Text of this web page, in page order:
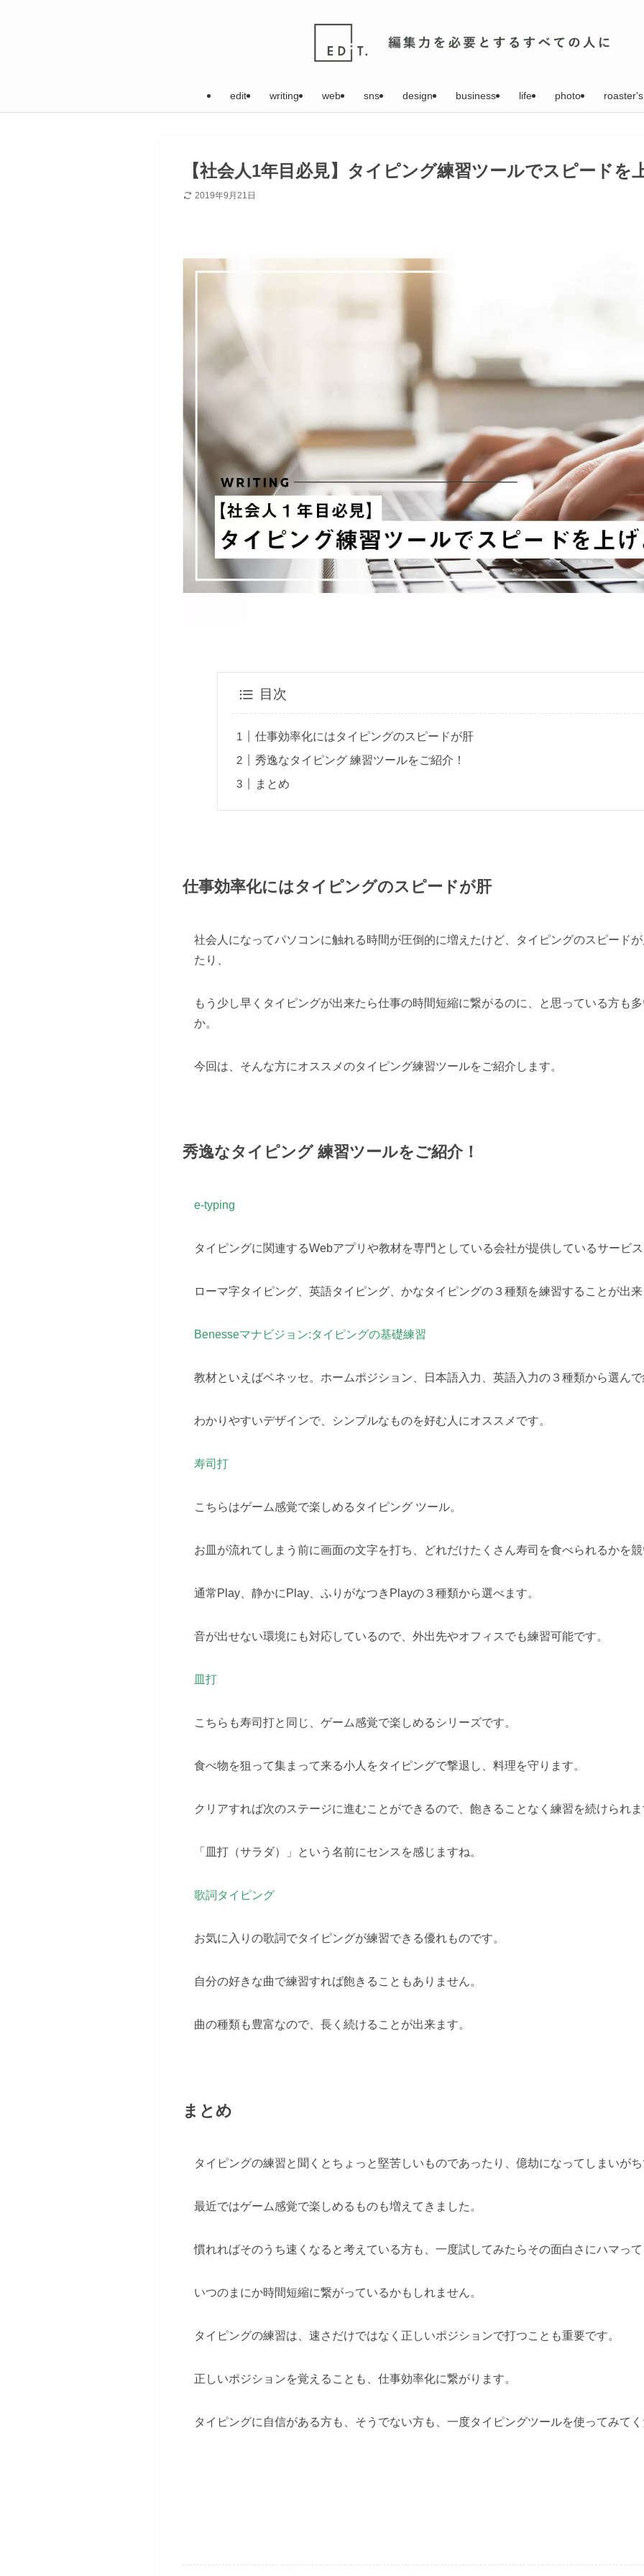
edit writing web sns design business life photo
【社会人1年目必見】タイピング練習ツールでスピードを
2019年9月21日
目次
仕事効率化にはタイピングのスピードが肝
秀逸なタイピング 練習ツールをご紹介！
まとめ
仕事効率化にはタイピングのスピードが肝
社会人になってパソコンに触れる時間が圧倒的に増えたけど、タイピングのスピード
たり、
もう少し早くタイピングが出来たら仕事の時間短縮に繋がるのに、と思っている方も
か。
今回は、そんな方にオススメのタイピング練習ツールをご紹介します。
秀逸なタイピング 練習ツールをご紹介！
e-typing
タイピングに関連するWebアプリや教材を専門としている会社が提供しているサービ
ローマ字タイピング、英語タイピング、かなタイピングの３種類を練習することが出
Benesseマナビジョン:タイピングの基礎練習
教材といえばベネッセ。ホームポジション、日本語入力、英語入力の３種類から選ん
わかりやすいデザインで、シンプルなものを好む人にオススメです。
寿司打
こちらはゲーム感覚で楽しめるタイピング ツール。
お皿が流れてしまう前に画面の文字を打ち、どれだけたくさん寿司を食べられるかを
通常Play、静かにPlay、ふりがなつきPlayの３種類から選べます。
音が出せない環境にも対応しているので、外出先やオフィスでも練習可能です。
皿打
こちらも寿司打と同じ、ゲーム感覚で楽しめるシリーズです。
食べ物を狙って集まって来る小人をタイピングで撃退し、料理を守ります。
クリアすれば次のステージに進むことができるので、飽きることなく練習を続けられ
「皿打（サラダ）」という名前にセンスを感じますね。
歌詞タイピング
お気に入りの歌詞でタイピングが練習できる優れものです。
自分の好きな曲で練習すれば飽きることもありません。
曲の種類も豊富なので、長く続けることが出来ます。
まとめ
タイピングの練習と聞くとちょっと堅苦しいものであったり、億劫になってしまいが
最近ではゲーム感覚で楽しめるものも増えてきました。
慣れればそのうち速くなると考えている方も、一度試してみたらその面白さにハマっ
いつのまにか時間短縮に繋がっているかもしれません。
タイピングの練習は、速さだけではなく正しいポジションで打つことも重要です。
正しいポジションを覚えることも、仕事効率化に繋がります。
タイピングに自信がある方も、そうでない方も、一度タイピングツールを使ってみて